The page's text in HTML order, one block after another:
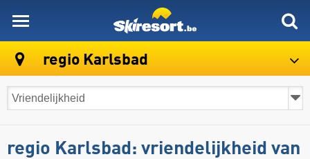
regio Karlsbad
regio Karlsbad: vriendelijkheid van